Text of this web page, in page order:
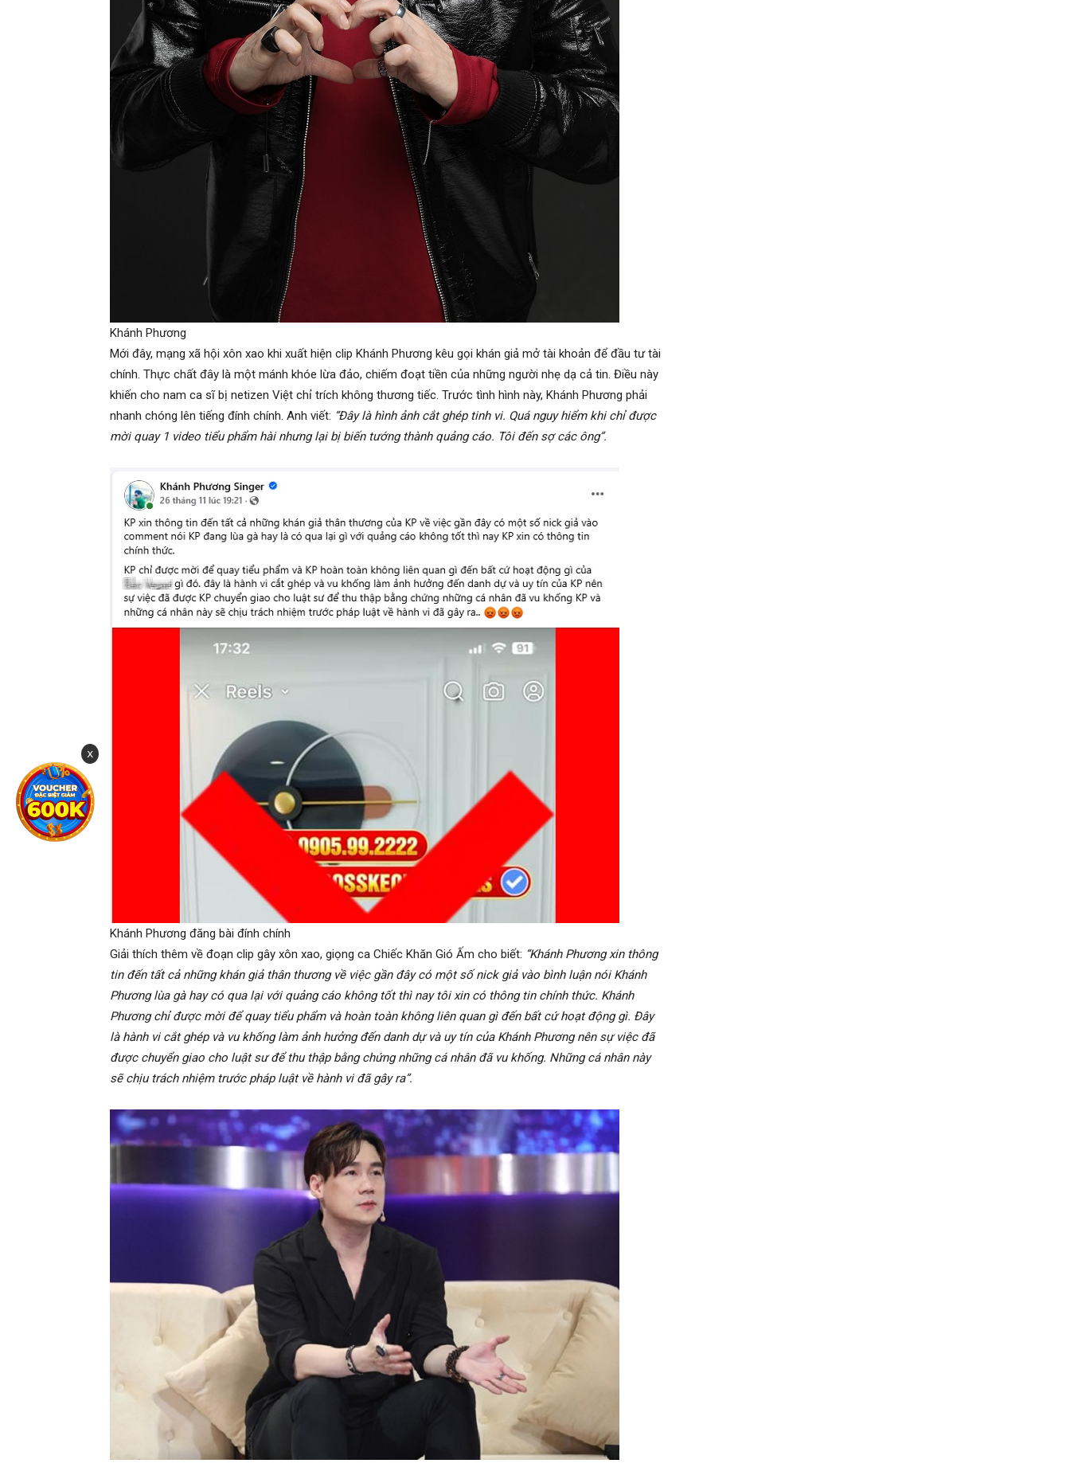
Khánh Phương
Mới đây, mạng xã hội xôn xao khi xuất hiện clip Khánh Phương kêu gọi khán giả mở tài khoản để đầu tư tài
chính. Thực chất đây là một mánh khóe lừa đảo, chiếm đoạt tiền của những người nhẹ dạ cả tin. Điều này
khiến cho nam ca sĩ bị netizen Việt chỉ trích không thương tiếc. Trước tình hình này, Khánh Phương phải
nhanh chóng lên tiếng đính chính. Anh viết: “Đây là hình ảnh cắt ghép tinh vi. Quá nguy hiểm khi chỉ được
mời quay 1 video tiểu phẩm hài nhưng lại bị biến tướng thành quảng cáo. Tôi đến sợ các ông”.
Khánh Phương đăng bài đính chính
Giải thích thêm về đoạn clip gây xôn xao, giọng ca Chiếc Khăn Gió Ấm cho biết: “Khánh Phương xin thông
tin đến tất cả những khán giả thân thương về việc gần đây có một số nick giả vào bình luận nói Khánh
Phương lùa gà hay có qua lại với quảng cáo không tốt thì nay tôi xin có thông tin chính thức. Khánh
Phương chỉ được mời để quay tiểu phẩm và hoàn toàn không liên quan gì đến bất cứ hoạt động gì. Đây
là hành vi cắt ghép và vu khống làm ảnh hưởng đến danh dự và uy tín của Khánh Phương nên sự việc đã
được chuyển giao cho luật sư để thu thập bằng chứng những cá nhân đã vu khống. Những cá nhân này
sẽ chịu trách nhiệm trước pháp luật về hành vi đã gây ra”.
x